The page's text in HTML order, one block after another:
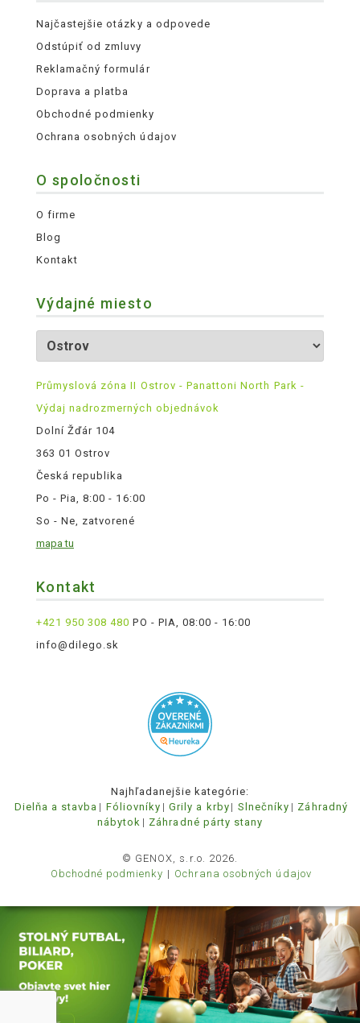
Najčastejšie otázky a odpovede
Odstúpiť od zmluvy
Reklamačný formulár
Doprava a platba
Obchodné podmienky
Ochrana osobných údajov
O spoločnosti
O firme
Blog
Kontakt
Výdajné miesto
Průmyslová zóna II Ostrov - Panattoni North Park -
Výdaj nadrozmerných objednávok
Dolní Žďár 104
363 01 Ostrov
Česká republika
Po - Pia, 8:00 - 16:00
So - Ne, zatvorené
mapa tu
Kontakt
+421 950 308 480 PO - PIA, 08:00 - 16:00
info@dilego.sk
Najhľadanejšie kategórie:
Dielňa a stavba
Fóliovníky Grily a krby Slnečníky
Záhradný
nábytok
Záhradné párty stany
© GENOX, s.r.o. 2026.
Obchodné podmienky
Ochrana osobných údajov